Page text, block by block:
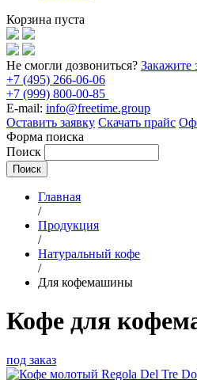
Корзина пуста
Не смогли дозвониться? Закажите
+7 (495) 266-06-06
+7 (999) 800-00-85
E-mail: info@freetime.group
Оставить заявку Скачать прайс
Форма поиска
Поиск
Главная
/
Продукция
/
Натуральный кофе
/
Для кофемашины
Кофе для
под заказ